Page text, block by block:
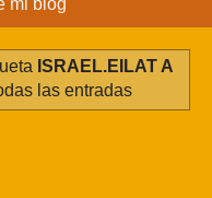
mi blog
ISRAEL.EILAT A
las entradas